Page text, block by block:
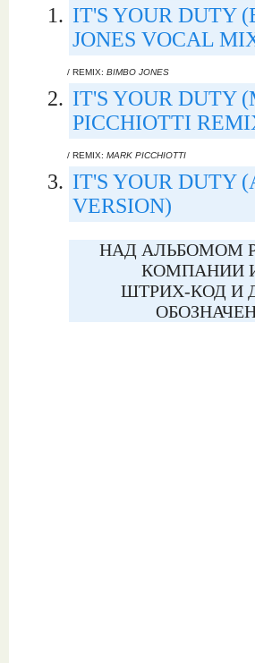
IT'S YOUR DUTY
JONES VOCAL
/ REMIX: BIMBO JONES
IT'S YOUR DUTY
PICCHIOTTI
/ REMIX: MARK PICCHIOTTI
IT'S YOUR DUTY
VERSION)
НАД АЛЬБОМОМ
КОМПАНИИ
ШТРИХ-КОД И